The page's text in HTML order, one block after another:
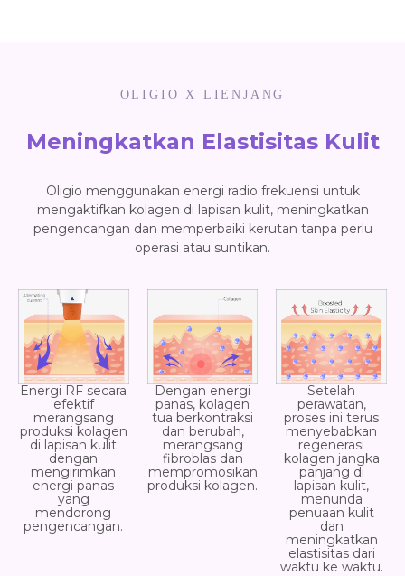
OLIGIO X LIENJANG
Meningkatkan Elastisitas Kulit
Oligio menggunakan energi radio frekuensi untuk
mengaktifkan kolagen di lapisan kulit, meningkatkan
pengencangan dan memperbaiki kerutan tanpa perlu
operasi atau suntikan.
Energi RF secara
efektif
merangsang
produksi kolagen
di lapisan kulit
dengan
mengirimkan
energi panas
yang
mendorong
pengencangan.
Dengan energi
panas, kolagen
tua berkontraksi
dan berubah,
merangsang
fibroblas dan
mempromosikan
produksi kolagen.
Setelah
perawatan,
proses ini terus
menyebabkan
regenerasi
kolagen jangka
panjang di
lapisan kulit,
menunda
penuaan kulit
dan
meningkatkan
elastisitas dari
waktu ke waktu.